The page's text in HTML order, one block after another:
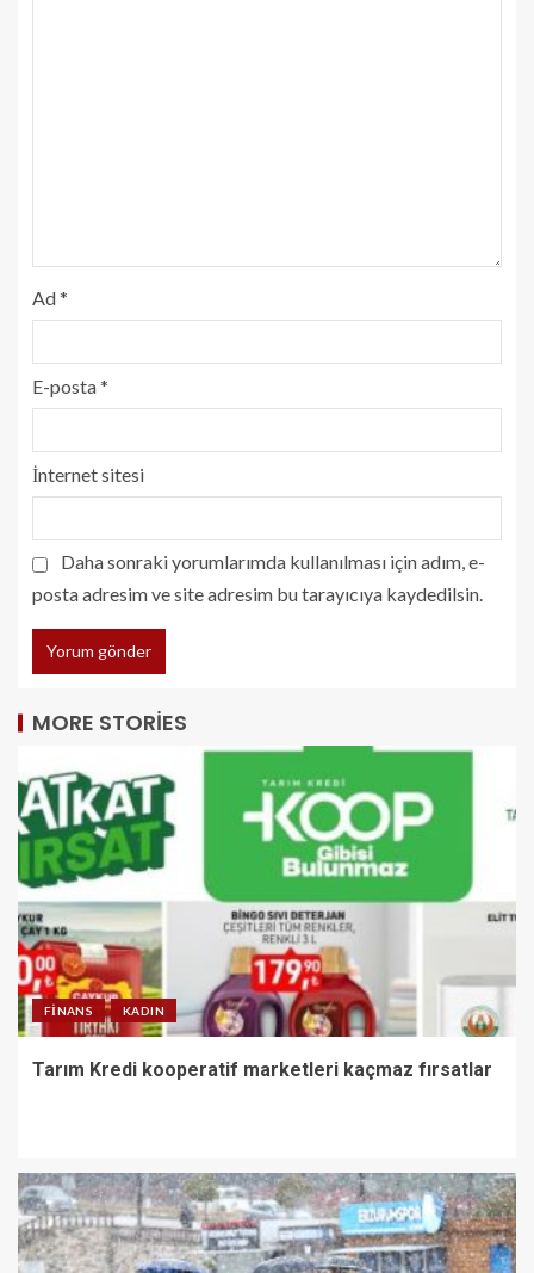
Ad*
E-posta*
İnternet sitesi
Daha sonraki yorumlarımda kullanılması için adım, e-
posta adresim ve site adresim bu tarayıcıya kaydedilsin.
MORE STORIES
FINANS KADIN
Tarım Kredi kooperatif marketleri kaçmaz fırsatlar